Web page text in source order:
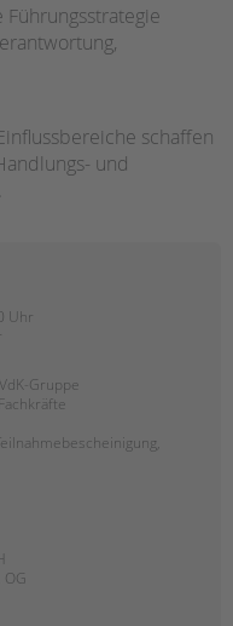
schaffen
und
Uhr
Gruppe